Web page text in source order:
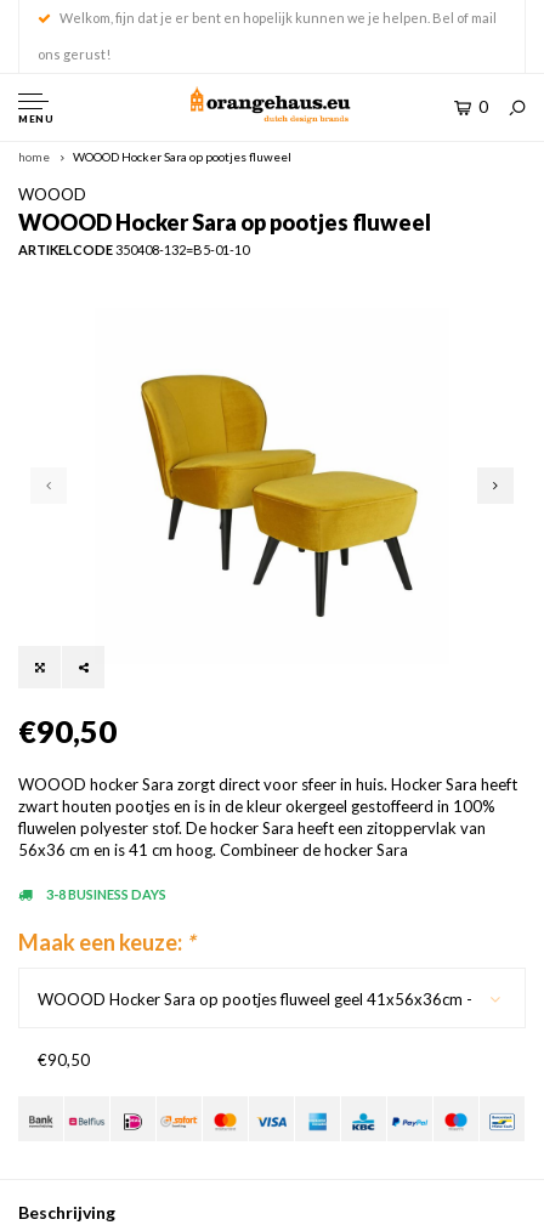
Welkom, fijn dat je er bent en hopelijk kunnen we je helpen. Bel of mail
ons gerust!
MENU
0
home WOOOD Hocker Sara op pootjes fluweel
WOOOD
WOOOD Hocker Sara op pootjes fluweel
ARTIKELCODE350408-132=B5-01-10
€90,50
WOOOD hocker Sara zorgt direct voor sfeer in huis. Hocker Sara heeft
zwart houten pootjes en is in de kleur okergeel gestoffeerd in 100%
fluwelen polyester stof. De hocker Sara heeft een zitoppervlak van
56x36 cm en is 41 cm hoog. Combineer de hocker Sara
3-8 BUSINESS DAYS
Maak een keuze: *
WOOOD Hocker Sara op pootjes fluweel geel 41x56x36cm -
€90,50
Beschrijving